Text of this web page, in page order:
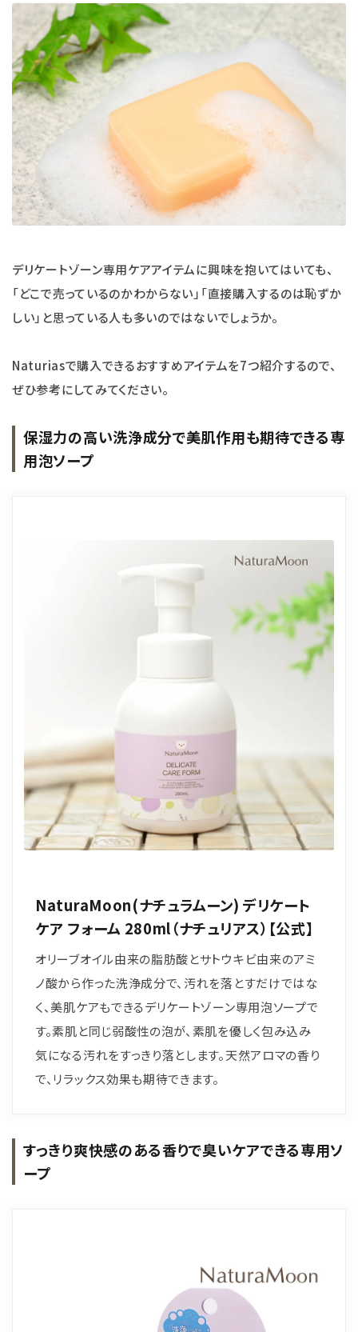
デリケートゾーン専用ケアアイテムに興味を抱いてはいても、
「どこで売っているのかわからない」「直接購入するのは恥ずか
しい」と思っている人も多いのではないでしょうか。
Naturiasで購入できるおすすめアイテムを7つ紹介するので、
ぜひ参考にしてみてください。
保湿力の高い洗浄成分で美肌作用も期待できる専
用泡ソープ
NaturaMoon(ナチュラムーン) デリケート
ケア フォーム 280ml（ナチュリアス）【公式】
オリーブオイル由来の脂肪酸とサトウキビ由来のアミ
ノ酸から作った洗浄成分で、汚れを落とすだけではな
く、美肌ケアもできるデリケートゾーン専用泡ソープで
す。素肌と同じ弱酸性の泡が、素肌を優しく包み込み
気になる汚れをすっきり落とします。天然アロマの香り
で、リラックス効果も期待できます。
すっきり爽快感のある香りで臭いケアできる専用ソ
ープ